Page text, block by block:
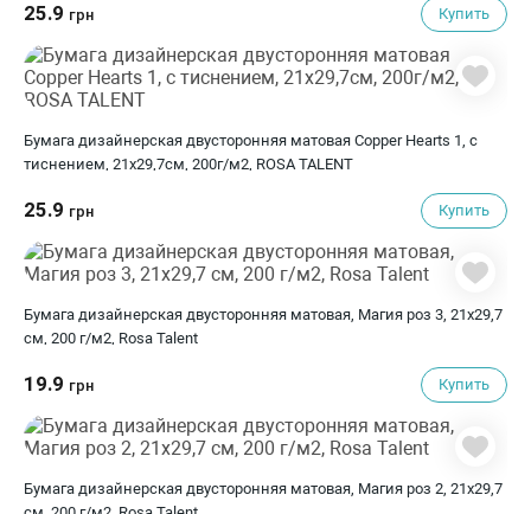
25.9 грн Купить
Бумага дизайнерская двусторонняя матовая Copper Hearts 1, с
тиснением, 21х29,7см, 200г/м2, ROSA TALENT
25.9 грн Купить
Бумага дизайнерская двусторонняя матовая, Магия роз 3, 21х29,7
см, 200 г/м2, Rosa Talent
19.9 грн Купить
Бумага дизайнерская двусторонняя матовая, Магия роз 2, 21х29,7